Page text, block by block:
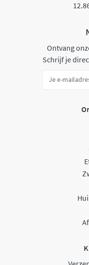
Ontvang
Schrijf je